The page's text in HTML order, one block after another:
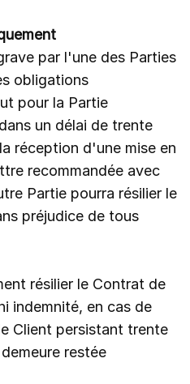
par l'une des Parties
obligations
pour la Partie
un délai de trente
réception d'une mise en
recommandée avec
Partie pourra résilier le
préjudice de tous
résilier le Contrat de
indemnité, en cas de
Client persistant trente
restée